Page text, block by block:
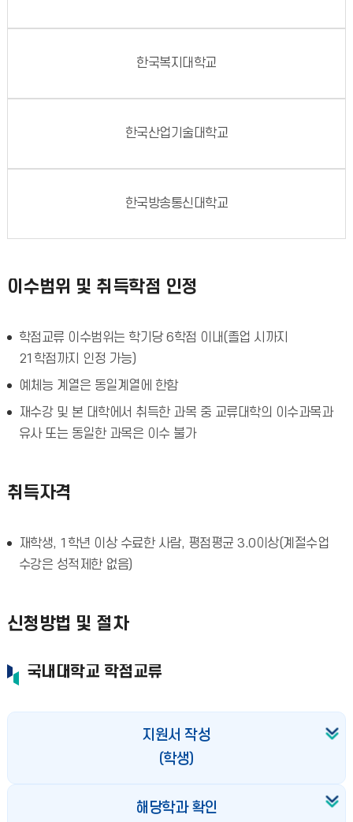
한국복지대학교
한국산업기술대학교
한국방송통신대학교
이수범위 및 취득학점 인정
학점교류 이수범위는 학기당 6학점 이내(졸업 시까지
21학점까지 인정 가능)
예체능 계열은 동일계열에 한함
재수강 및 본 대학에서 취득한 과목 중 교류대학의 이수과목과
유사 또는 동일한 과목은 이수 불가
취득자격
재학생, 1학년 이상 수료한 사람, 평점평균 3.0이상(계절수업
수강은 성적제한 없음)
신청방법 및 절차
국내대학교 학점교류
지원서 작성
(학생)
해당학과 확인